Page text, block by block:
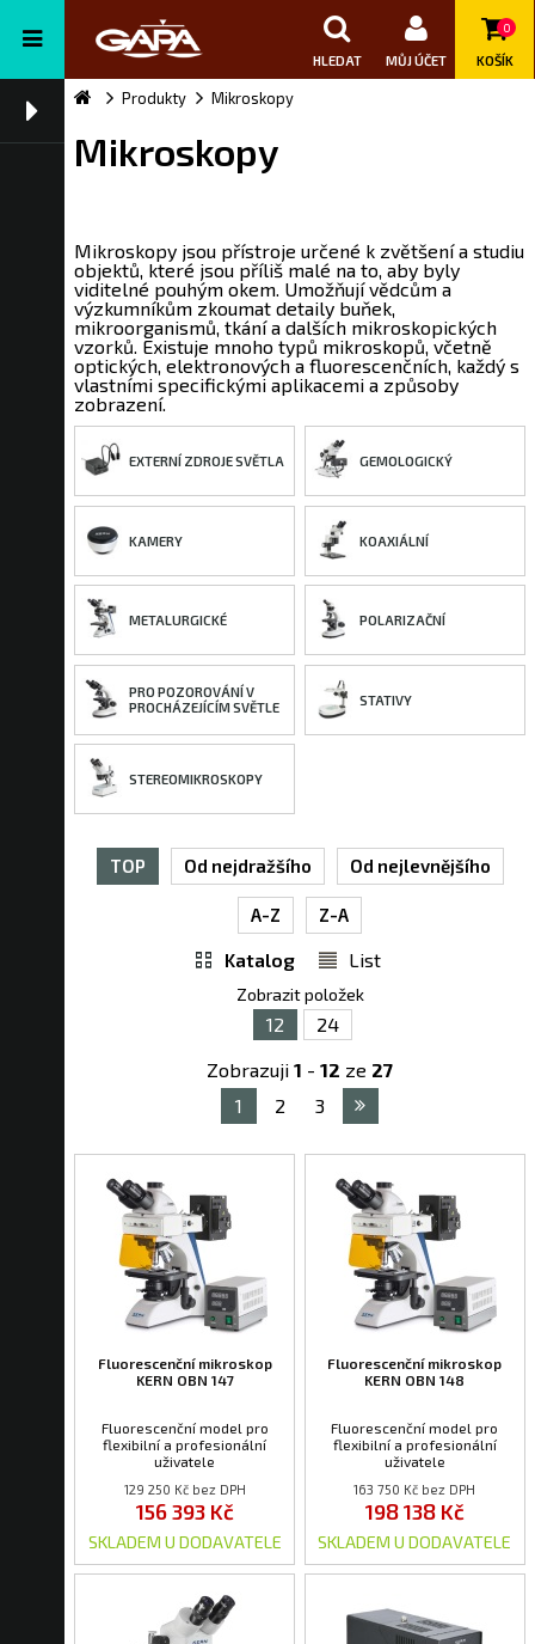
HLEDAT MŮJ ÚČET
0
KOŠÍK
Produkty Mikroskopy
Mikroskopy
Mikroskopy jsou přístroje určené k zvětšení a studiu
objektů, které jsou příliš malé na to, aby byly
viditelné pouhým okem. Umožňují vědcům a
výzkumníkům zkoumat detaily buňek,
mikroorganismů, tkání a dalších mikroskopických
vzorků. Existuje mnoho typů mikroskopů, včetně
optických, elektronových a fluorescenčních, každý s
vlastními specifickými aplikacemi a způsoby
zobrazení.
EXTERNÍ ZDROJE SVĚTLA GEMOLOGICKÝ
KAMERY KOAXIÁLNÍ
METALURGICKÉ POLARIZAČNÍ
PRO POZOROVÁNÍ V
PROCHÁZEJÍCÍM SVĚTLE
STATIVY
STEREOMIKROSKOPY
TOP Od nejdražšího Od nejlevnějšího
A-Z Z-A
Katalog List
Zobrazit položek
12
24
Zobrazuji 1 - 12 ze 27
1
2 3
Fluorescenční mikroskop
KERN OBN 147
Fluorescenční model pro
flexibilní a profesionální
uživatele
129 250 Kč bez DPH
156 393 Kč
SKLADEM U DODAVATELE
Fluorescenční mikroskop
KERN OBN 148
Fluorescenční model pro
flexibilní a profesionální
uživatele
163 750 Kč bez DPH
198 138 Kč
SKLADEM U DODAVATELE